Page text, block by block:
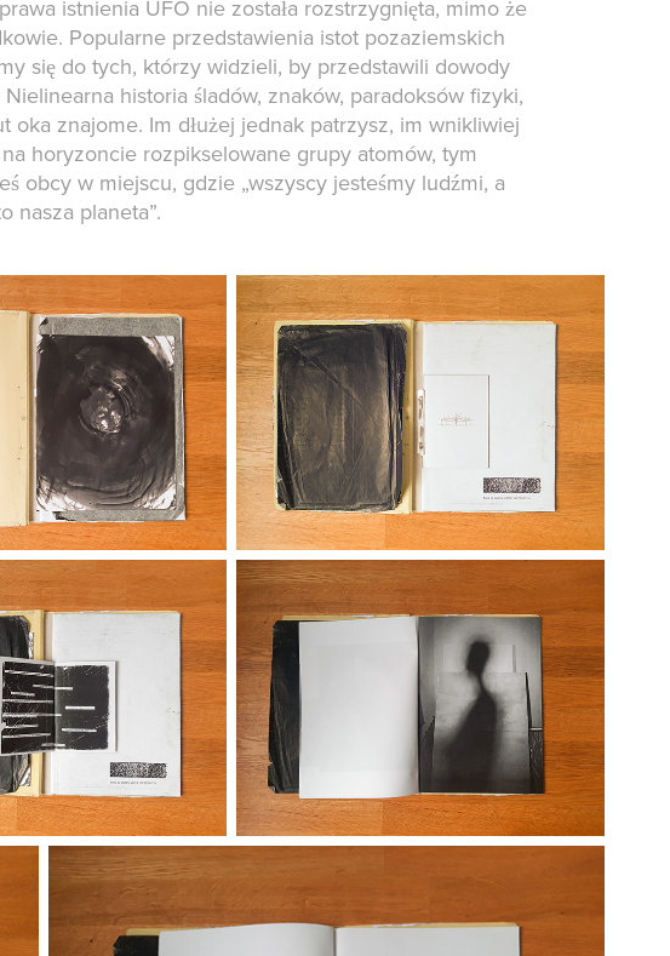
istnienia UFO nie została rozstrzygnięta, mimo że
Popularne przedstawienia istot pozaziemskich
się do tych, którzy widzieli, by przedstawili dowody
historia śladów, znaków, paradoksów fizyki,
oka znajome. Im dłużej jednak patrzysz, im wnikliwiej
horyzoncie rozpikselowane grupy atomów, tym
obcy w miejscu, gdzie „wszyscy jesteśmy ludźmi, a
nasza planeta”.